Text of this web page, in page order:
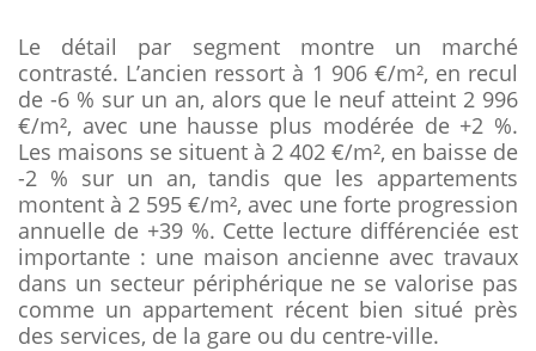
Le détail par segment montre un marché
contrasté. L’ancien ressort à 1 906 €/m², en recul
de -6 % sur un an, alors que le neuf atteint 2 996
€/m², avec une hausse plus modérée de +2 %.
Les maisons se situent à 2 402 €/m², en baisse de
-2 % sur un an, tandis que les appartements
montent à 2 595 €/m², avec une forte progression
annuelle de +39 %. Cette lecture différenciée est
importante : une maison ancienne avec travaux
dans un secteur périphérique ne se valorise pas
comme un appartement récent bien situé près
des services, de la gare ou du centre-ville.